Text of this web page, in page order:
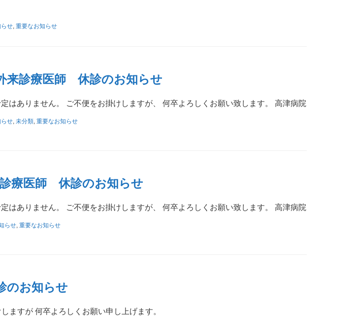
らせ,重要なお知らせ
来診療医師 休診のお知らせ
ありません。 ご不便をお掛けしますが、 何卒よろしくお願い致します。 高津病院
らせ ,未分類 ,重要なお知らせ
診療医師 休診のお知らせ
ありません。 ご不便をお掛けしますが、 何卒よろしくお願い致します。 高津病院
らせ ,重要なお知らせ
のお知らせ
ますが 何卒よろしくお願い申し上げます。